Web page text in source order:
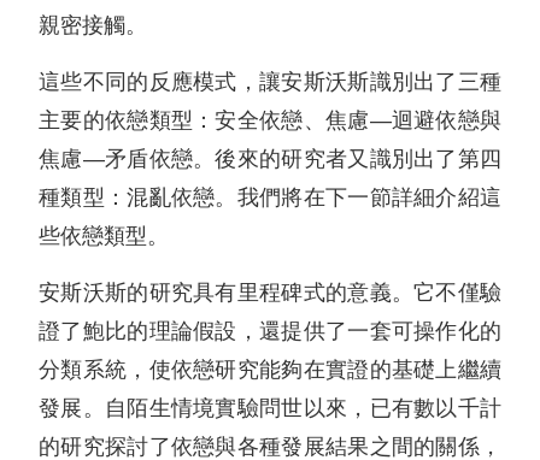
親密接觸。
這些不同的反應模式，讓安斯沃斯識別出了三種
主要的依戀類型：安全依戀、焦慮—迴避依戀與
焦慮—矛盾依戀。後來的研究者又識別出了第四
種類型：混亂依戀。我們將在下一節詳細介紹這
些依戀類型。
安斯沃斯的研究具有里程碑式的意義。它不僅驗
證了鮑比的理論假設，還提供了一套可操作化的
分類系統，使依戀研究能夠在實證的基礎上繼續
發展。自陌生情境實驗問世以來，已有數以千計
的研究探討了依戀與各種發展結果之間的關係，